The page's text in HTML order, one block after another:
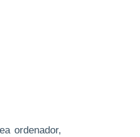
ordenador,